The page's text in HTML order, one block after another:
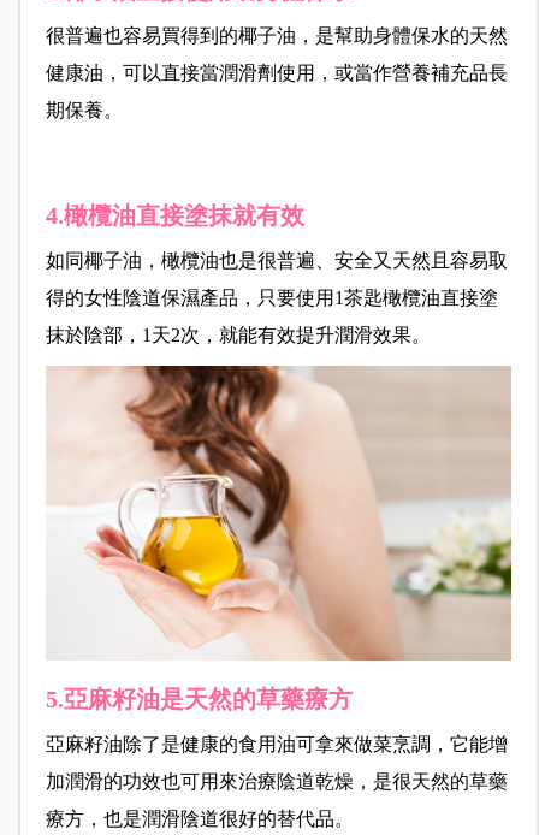
很普遍也容易買得到的椰子油，是幫助身體保水的天然
健康油，可以直接當潤滑劑使用，或當作營養補充品長
期保養。
4.橄欖油直接塗抹就有效
如同椰子油，橄欖油也是很普遍、安全又天然且容易取
得的女性陰道保濕產品，只要使用1茶匙橄欖油直接塗
抹於陰部，1天2次，就能有效提升潤滑效果。
5.亞麻籽油是天然的草藥療方
亞麻籽油除了是健康的食用油可拿來做菜烹調，它能增
加潤滑的功效也可用來治療陰道乾燥，是很天然的草藥
療方，也是潤滑陰道很好的替代品。